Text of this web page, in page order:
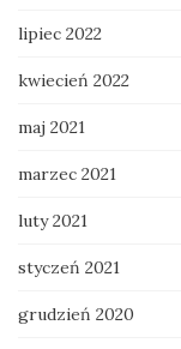
lipiec 2022
kwiecień 2022
maj 2021
marzec 2021
luty 2021
styczeń 2021
grudzień 2020